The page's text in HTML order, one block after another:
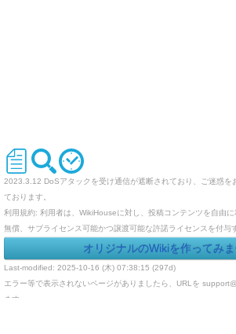
2023.3.12 DoSアタックを受け通信が遮断されており、ご迷惑を
ております。
利用規約: 利用者は、WikiHouseに対し、投稿コンテンツを自由に
無償、サブライセンス可能かつ譲渡可能な許諾ライセンスを付与
オリジナルのWikiを作ってみ
Last-modified: 2025-10-16 (木) 07:38:15 (297d)
エラー等で表示されないページがありましたら、URLを
ます。